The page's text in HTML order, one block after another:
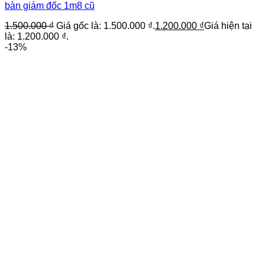
bàn giám đốc 1m8 cũ
1.500.000₫ Giá gốc là: 1.500.000 ₫.1.200.000 ₫Giá hiện tại
là: 1.200.000 ₫.
-13%